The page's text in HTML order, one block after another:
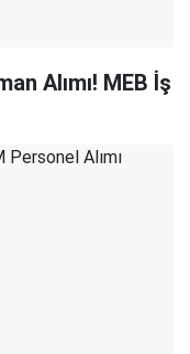
Alımı! MEB İş